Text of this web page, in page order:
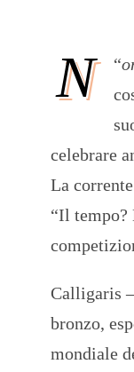
“
N
celebrare
La
“Il tempo?
Calligaris
bronzo,
mondiale